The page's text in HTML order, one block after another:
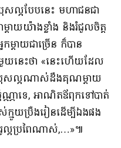
អបែបនេះ មហាជនជា
ម្តាយយ៉ាងខ្លាំង និងរំជួលចិត្ត
ម្តាយជាច្រើន ក៏បាន
យនេះថា «នេះហើយដែល
នកប្រុសល្អណាស់ដឹងគុណម្ដាយ
ណ្ណាទេ, អាណិតឪពុកទៅបាត់
យប្រឺងរៀនដើម្បីឯងផង
អប្រពៃណាស់,…»៕